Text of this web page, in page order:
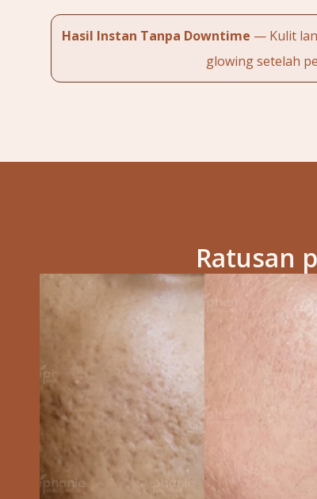
Hasil Instan Tanpa Downtime — Kulit
glowing setelah
Ratusan